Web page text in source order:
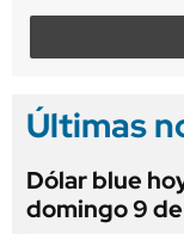
Últimas
Dólar blue
domingo 9